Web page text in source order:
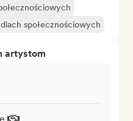
społecznościowych
artystom